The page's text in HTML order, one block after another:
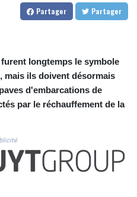
CUC 1.155308
CUP 30.615654
DKK 7.475378
DOP 67.276572
DZD 153.581966
EGP 57.556847
FJD 2.553806
FKP 0.858651
GBP 0.857925
Partager Partager
longtemps le symbole
mais ils doivent désormais
d'embarcations de
par le réchauffement de la